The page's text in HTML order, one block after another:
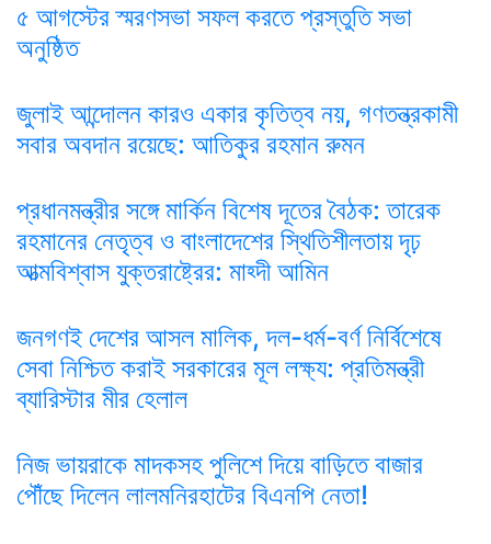
৫ আগস্টের স্মরণসভা সফল করতে প্রস্তুতি সভা
অনুষ্ঠিত
জুলাই আন্দোলন কারও একার কৃতিত্ব নয়, গণতন্ত্রকামী
সবার অবদান রয়েছে: আতিকুর রহমান রুমন
প্রধানমন্ত্রীর সঙ্গে মার্কিন বিশেষ দূতের বৈঠক: তারেক
রহমানের নেতৃত্ব ও বাংলাদেশের স্থিতিশীলতায় দৃঢ়
আত্মবিশ্বাস যুক্তরাষ্ট্রের: মাহ্দী আমিন
জনগণই দেশের আসল মালিক, দল-ধর্ম-বর্ণ নির্বিশেষে
সেবা নিশ্চিত করাই সরকারের মূল লক্ষ্য: প্রতিমন্ত্রী
ব্যারিস্টার মীর হেলাল
নিজ ভায়রাকে মাদকসহ পুলিশে দিয়ে বাড়িতে বাজার
পৌঁছে দিলেন লালমনিরহাটের বিএনপি নেতা!